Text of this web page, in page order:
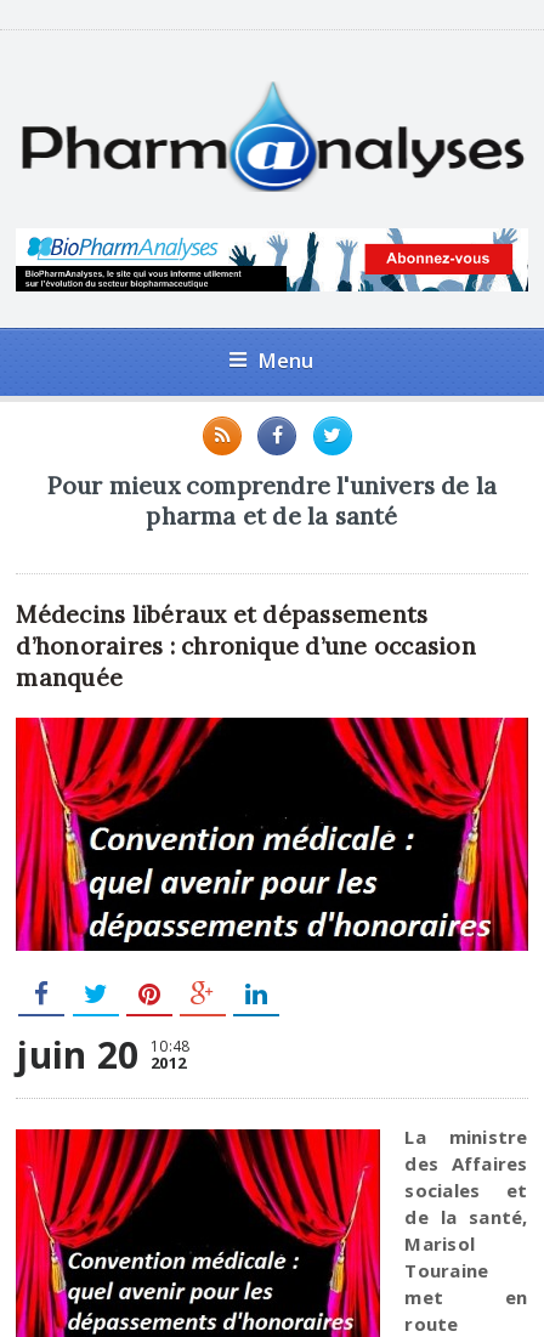
Menu
Pour mieux comprendre l'univers de la
pharma et de la santé
Médecins libéraux et dépassements
d’honoraires : chronique d’une occasion
manquée
juin 20 10:48
2012
La ministre
des Affaires
sociales et
de la santé,
Marisol
Touraine
met en
route